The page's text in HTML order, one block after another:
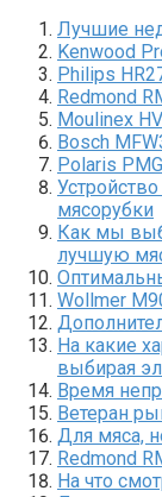
Лучшие
Kenwood
Philips
Redmond
Moulinex
Bosch
Polaris
мясорубки
Как мы
лучшую
Wollmer
На какие
выбирая
Время
Ветеран
Для мяса,
Redmond
На что